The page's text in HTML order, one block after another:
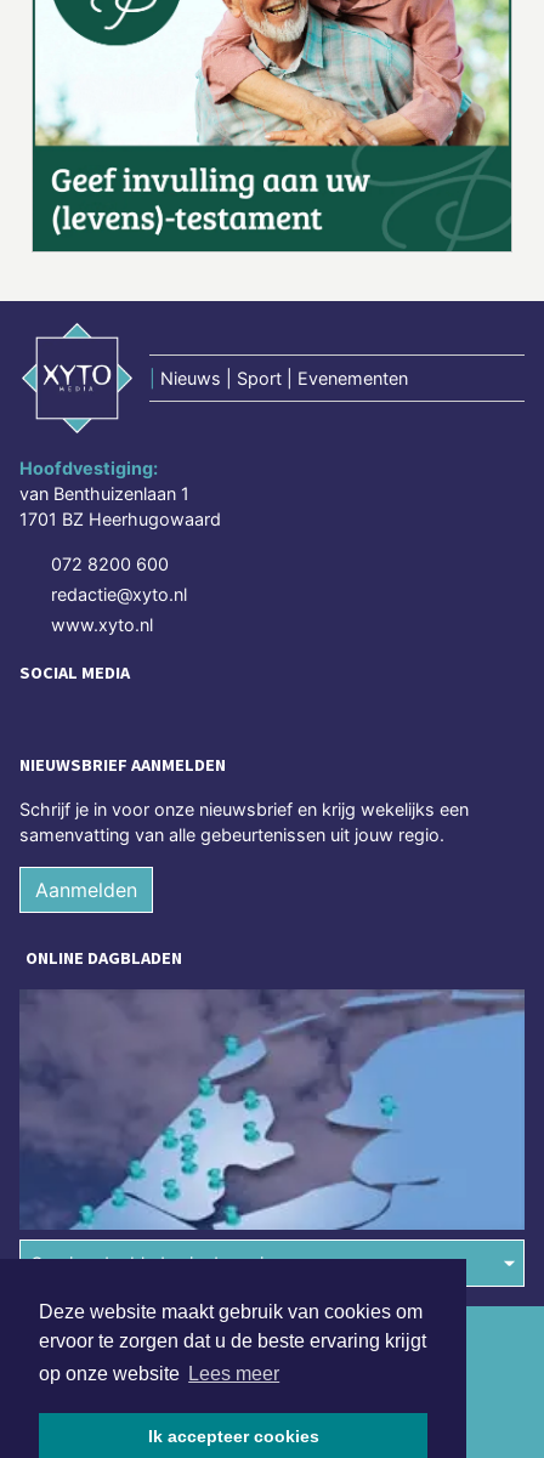
Deze website maakt gebruik van cookies om
ervoor te zorgen dat u de beste ervaring krijgt
op onze website Lees meer
Ik accepteer cookies
Nieuws | Sport | Evenementen
Hoofdvestiging:
van Benthuizenlaan 1
1701 BZ Heerhugowaard
072 8200 600
redactie@xyto.nl
www.xyto.nl
SOCIAL MEDIA
NIEUWSBRIEF AANMELDEN
Schrijf je in voor onze nieuwsbrief en krijg wekelijks een
samenvatting van alle gebeurtenissen uit jouw regio.
Aanmelden
ONLINE DAGBLADEN
Overige dagbladen in de regio
Algemene voorwaarden
Disclaimer